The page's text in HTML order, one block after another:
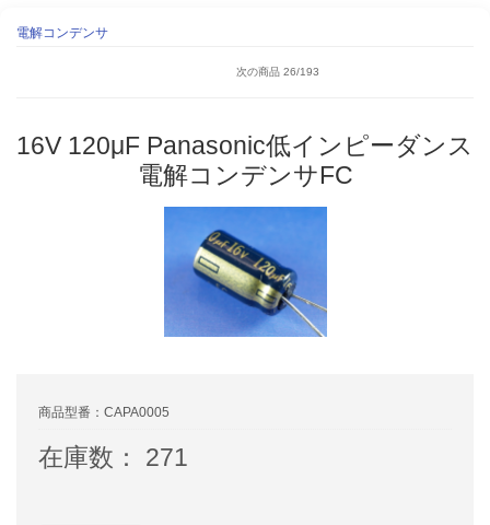
電解コンデンサ
次の商品 26/193
16V 120μF Panasonic低インピーダンス
電解コンデンサFC
商品型番：CAPA0005
在庫数： 271